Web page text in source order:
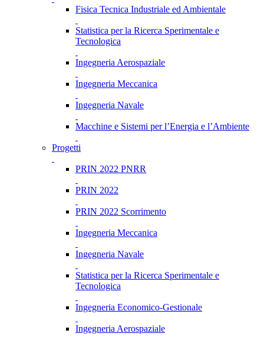
Fisica Tecnica Industriale ed Ambientale
Statistica per la Ricerca Sperimentale e
Tecnologica
Ingegneria Aerospaziale
Ingegneria Meccanica
Ingegneria Navale
Macchine e Sistemi per l’Energia e l’Ambiente
Progetti
PRIN 2022 PNRR
PRIN 2022
PRIN 2022 Scorrimento
Ingegneria Meccanica
Ingegneria Navale
Statistica per la Ricerca Sperimentale e
Tecnologica
Ingegneria Economico-Gestionale
Ingegneria Aerospaziale